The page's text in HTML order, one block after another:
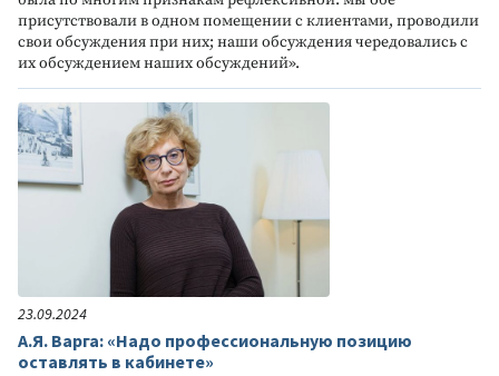
присутствовали в одном помещении с клиентами, проводили
свои обсуждения при них; наши обсуждения чередовались с
их обсуждением наших обсуждений».
23.09.2024
А.Я. Варга: «Надо профессиональную позицию
оставлять в кабинете»